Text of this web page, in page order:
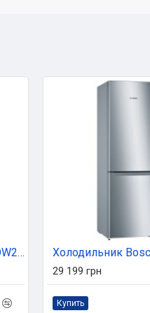
Холодильник Eleyus HRDW2180E55 WH
29 199 грн
Купить